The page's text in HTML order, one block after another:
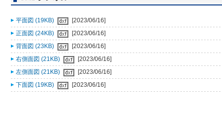
平面図 (19KB)
[2023/06/16]
正面図 (24KB)
[2023/06/16]
背面図 (23KB)
[2023/06/16]
右側面図 (21KB)
[2023/06/16]
左側面図 (21KB)
[2023/06/16]
下面図 (19KB)
[2023/06/16]